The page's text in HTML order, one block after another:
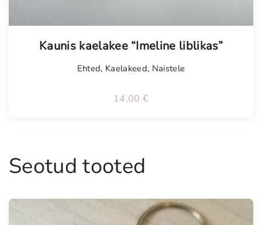
Kaunis kaelakee “Imeline liblikas”
Ehted, Kaelakeed, Naistele
14,00 €
Seotud tooted